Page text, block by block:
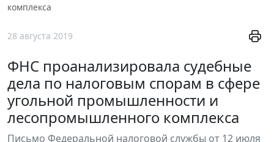
комплекса
28 августа 2019
ФНС проанализировала судебные
дела по налоговым спорам в сфере
угольной промышленности и
лесопромышленного комплекса
Письмо Федеральной налоговой службы от 12 июля